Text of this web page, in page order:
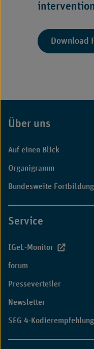
Download
Fußbereich
Über uns
Auf einen Blick
Organigramm
Bundesweite Fortbildung
Service
IGeL-Monitor
forum
Presseverteiler
Newsletter
SEG 4-